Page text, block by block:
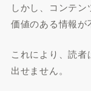
しかし、コンテ
価値のある情報が
これにより、読
出せません。